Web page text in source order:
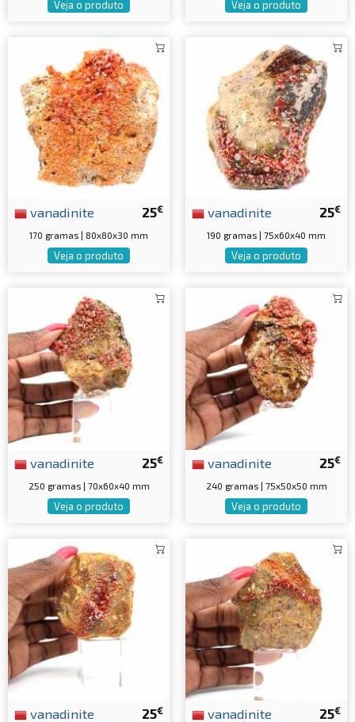
Veja o produto Veja o produto
25€
vanadinite
170 gramas | 80x80x30 mm
Veja o produto
25€
vanadinite
190 gramas | 75x60x40 mm
Veja o produto
25€
vanadinite
250 gramas | 70x60x40 mm
Veja o produto
25€
vanadinite
240 gramas | 75x50x50 mm
Veja o produto
25€
vanadinite 25€
vanadinite